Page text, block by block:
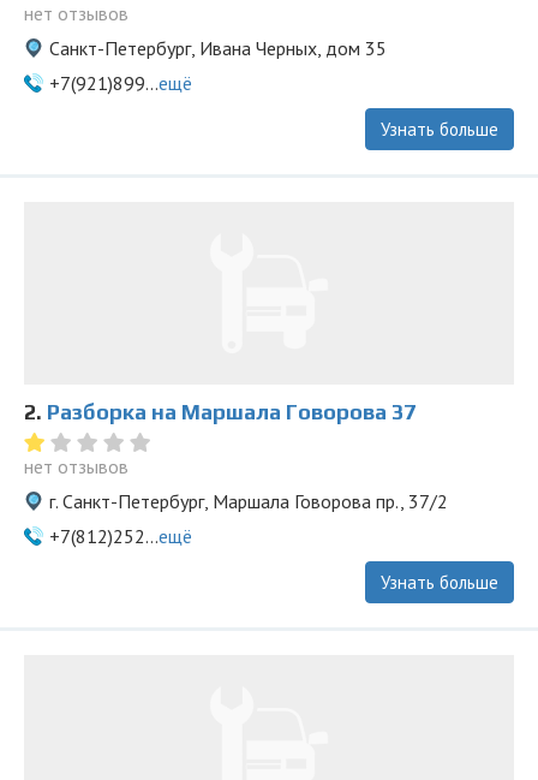
нет отзывов
Санкт-Петербург, Ивана Черных, дом 35
+7(921)899...ещё
Узнать больше
2. Разборка на Маршала Говорова 37
нет отзывов
г. Санкт-Петербург, Маршала Говорова пр., 37/2
+7(812)252...ещё
Узнать больше